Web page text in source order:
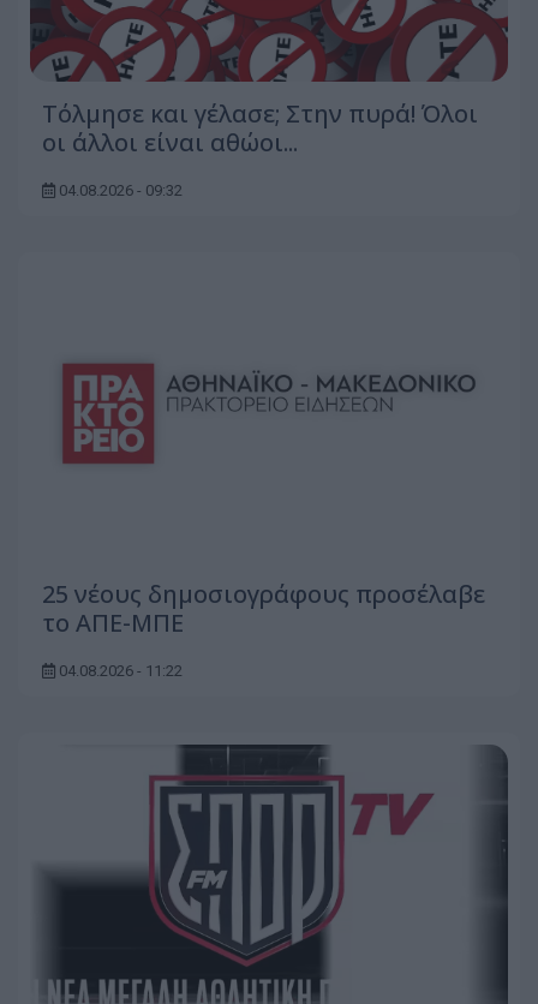
Τόλμησε και γέλασε; Στην πυρά! Όλοι
οι άλλοι είναι αθώοι...
04.08.2026 - 09:32
25 νέους δημοσιογράφους προσέλαβε
το ΑΠΕ-ΜΠΕ
04.08.2026 - 11:22